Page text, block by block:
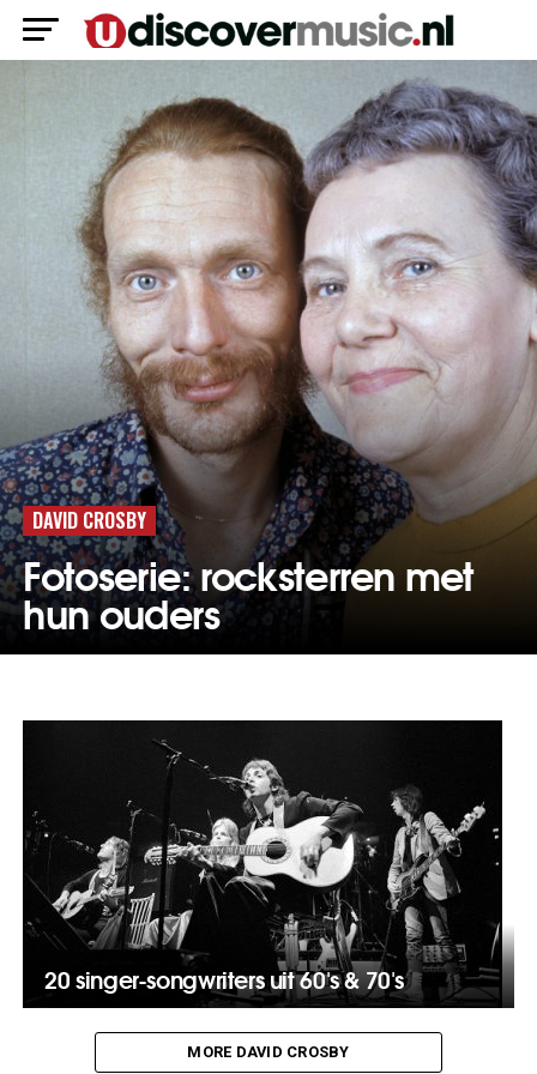
DAVID CROSBY
Fotoserie: rocksterren met
hun ouders
20 singer-songwriters uit 60's & 70's
MORE DAVID CROSBY